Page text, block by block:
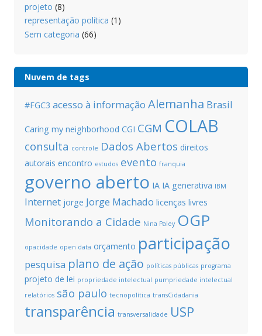
projeto (8)
representação política (1)
Sem categoria (66)
Nuvem de tags
#FGC3 acesso à informação Alemanha Brasil
Caring my neighborhood CGI CGM COLAB
consulta controle Dados Abertos direitos
autorais encontro estudos evento franquia
governo aberto IA IA generativa IBM
Internet jorge Jorge Machado licenças livres
Monitorando a Cidade Nina Paley OGP
opacidade open data orçamento participação
pesquisa plano de ação políticas públicas programa
projeto de lei propriedade intelectual pumpriedade intelectual
relatórios são paulo tecnopolítica transCidadania
transparência transversalidade USP